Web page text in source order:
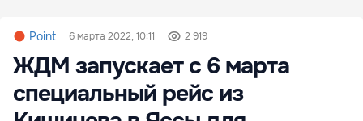
Point 6 марта 2022, 10:11 2 919
ЖДМ запускает с 6 марта
специальный рейс из